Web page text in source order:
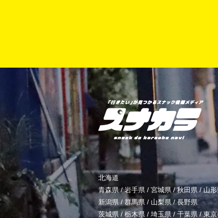
北海道
青森県/岩手県 / 宮城県 /秋田県 /山
新潟県 / 群馬県 / 山梨県/長野県
茨城県 / 栃木県 / 埼玉県/ 千葉県 /東